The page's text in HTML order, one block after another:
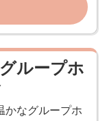
ループホ
かなグループホ